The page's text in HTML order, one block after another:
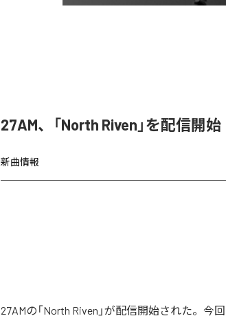
27AM、「North Riven」を配信開始
新曲情報
27AMの「North Riven」が配信開始された。今